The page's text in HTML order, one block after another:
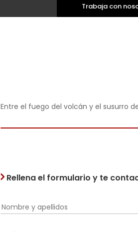
Trabaja con
Entre el fuego del volcán y el susurro
Rellena el formulario y te